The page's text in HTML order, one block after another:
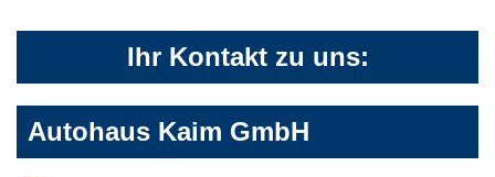
Ihr Kontakt zu uns:
Autohaus Kaim GmbH